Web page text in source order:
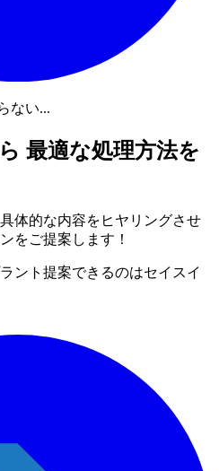
ない...
最適な処理方法を
体的な内容をヒヤリングさせ
をご提案します！
ント提案できるのはセイスイ